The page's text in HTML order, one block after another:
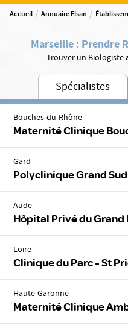
Accueil / Annuaire Elsan /
Marseille: Prendre
Trouver un Biologiste
Spécialistes
Bouches-du-Rhône
Maternité Clinique
Gard
Polyclinique Grand
Aude
Hôpital Privé du Grand
Loire
Clinique du Parc - St
Haute-Garonne
Maternité Clinique